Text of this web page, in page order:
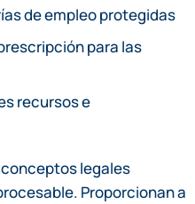
de empleo protegidas
para las
recursos e
legales
Proporcionan a